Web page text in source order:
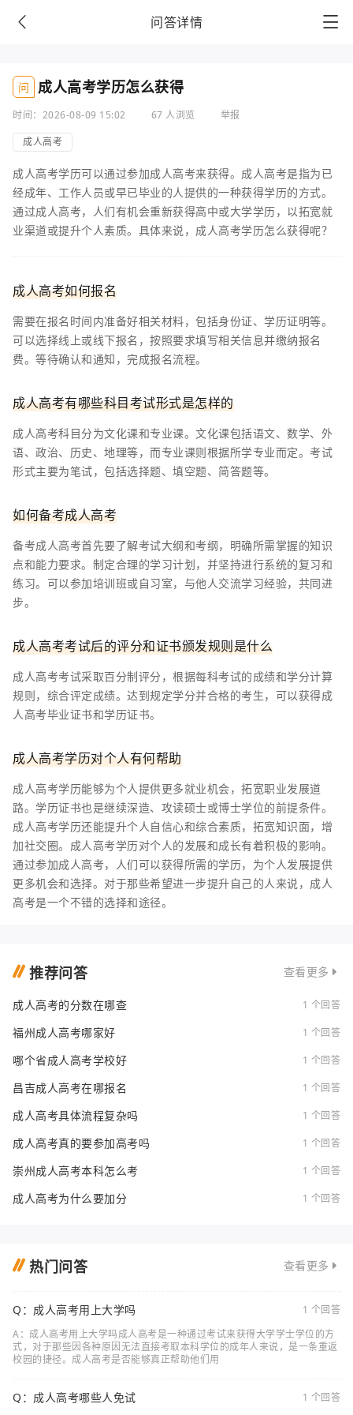
问答详情
问 成人高考学历怎么获得
时间：2026-08-09 15:02 67 人浏览
举报
成人高考
成人高考学历可以通过参加成人高考来获得。成人高考是指为已
经成年、工作人员或早已毕业的人提供的一种获得学历的方式。
通过成人高考，人们有机会重新获得高中或大学学历，以拓宽就
业渠道或提升个人素质。具体来说，成人高考学历怎么获得呢？
成人高考如何报名
需要在报名时间内准备好相关材料，包括身份证、学历证明等。
可以选择线上或线下报名，按照要求填写相关信息并缴纳报名
费。等待确认和通知，完成报名流程。
成人高考有哪些科目考试形式是怎样的
成人高考科目分为文化课和专业课。文化课包括语文、数学、外
语、政治、历史、地理等，而专业课则根据所学专业而定。考试
形式主要为笔试，包括选择题、填空题、简答题等。
如何备考成人高考
备考成人高考首先要了解考试大纲和考纲，明确所需掌握的知识
点和能力要求。制定合理的学习计划，并坚持进行系统的复习和
练习。可以参加培训班或自习室，与他人交流学习经验，共同进
步。
成人高考考试后的评分和证书颁发规则是什么
成人高考考试采取百分制评分，根据每科考试的成绩和学分计算
规则，综合评定成绩。达到规定学分并合格的考生，可以获得成
人高考毕业证书和学历证书。
成人高考学历对个人有何帮助
成人高考学历能够为个人提供更多就业机会，拓宽职业发展道
路。学历证书也是继续深造、攻读硕士或博士学位的前提条件。
成人高考学历还能提升个人自信心和综合素质，拓宽知识面，增
加社交圈。成人高考学历对个人的发展和成长有着积极的影响。
通过参加成人高考，人们可以获得所需的学历，为个人发展提供
更多机会和选择。对于那些希望进一步提升自己的人来说，成人
高考是一个不错的选择和途径。
推荐问答 查看更多
成人高考的分数在哪查 1 个回答
福州成人高考哪家好 1 个回答
哪个省成人高考学校好 1 个回答
昌吉成人高考在哪报名 1 个回答
成人高考具体流程复杂吗 1 个回答
成人高考真的要参加高考吗 1 个回答
崇州成人高考本科怎么考 1 个回答
成人高考为什么要加分 1 个回答
热门问答 查看更多
Q：成人高考用上大学吗
1 个回答
A：成人高考用上大学吗成人高考是一种通过考试来获得大学学士学位的方
式，对于那些因各种原因无法直接考取本科学位的成年人来说，是一条重返
校园的捷径。成人高考是否能够真正帮助他们用
Q：成人高考哪些人免试 1 个回答